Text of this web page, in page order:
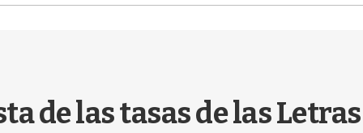
de las tasas de las